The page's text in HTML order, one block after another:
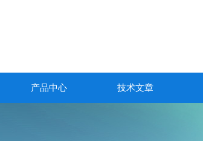
产品中心 技术文章